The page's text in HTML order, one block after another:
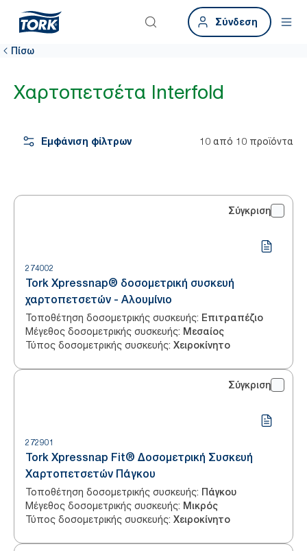
Σύνδεση
Πίσω
Χαρτοπετσέτα Interfold
Εμφάνιση φίλτρων 10 από 10 προϊόντα
Σύγκριση
274002
Tork Xpressnap® δοσομετρική συσκευή
χαρτοπετσετών - Αλουμίνιο
Τοποθέτηση δοσομετρικής συσκευής: Επιτραπέζιο
Μέγεθος δοσομετρικής συσκευής: Μεσαίος
Τύπος δοσομετρικής συσκευής: Χειροκίνητο
Σύγκριση
272901
Tork Xpressnap Fit® Δοσομετρική Συσκευή
Χαρτοπετσετών Πάγκου
Τοποθέτηση δοσομετρικής συσκευής: Πάγκου
Μέγεθος δοσομετρικής συσκευής: Μικρός
Τύπος δοσομετρικής συσκευής: Χειροκίνητο